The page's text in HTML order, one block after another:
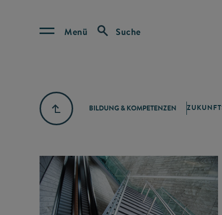
Menü Suche
BILDUNG & KOMPETENZEN